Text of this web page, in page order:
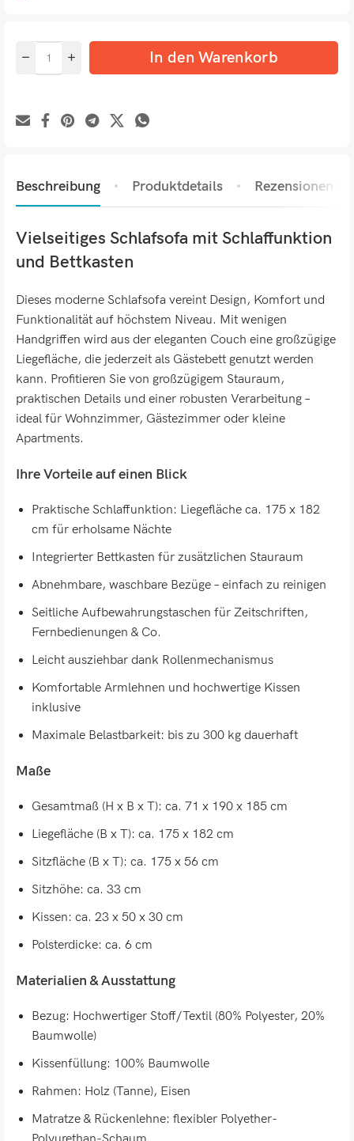
In den Warenkorb
Beschreibung Produktdetails Rezensionen (0)
Vielseitiges Schlafsofa mit Schlaffunktion
und Bettkasten
Dieses moderne Schlafsofa vereint Design, Komfort und
Funktionalität auf höchstem Niveau. Mit wenigen
Handgriffen wird aus der eleganten Couch eine großzügige
Liegefläche, die jederzeit als Gästebett genutzt werden
kann. Profitieren Sie von großzügigem Stauraum,
praktischen Details und einer robusten Verarbeitung –
ideal für Wohnzimmer, Gästezimmer oder kleine
Apartments.
Ihre Vorteile auf einen Blick
Praktische Schlaffunktion: Liegefläche ca. 175 x 182
cm für erholsame Nächte
Integrierter Bettkasten für zusätzlichen Stauraum
Abnehmbare, waschbare Bezüge – einfach zu reinigen
Seitliche Aufbewahrungstaschen für Zeitschriften,
Fernbedienungen & Co.
Leicht ausziehbar dank Rollenmechanismus
Komfortable Armlehnen und hochwertige Kissen
inklusive
Maximale Belastbarkeit: bis zu 300 kg dauerhaft
Maße
Gesamtmaß (H x B x T): ca. 71 x 190 x 185 cm
Liegefläche (B x T): ca. 175 x 182 cm
Sitzfläche (B x T): ca. 175 x 56 cm
Sitzhöhe: ca. 33 cm
Kissen: ca. 23 x 50 x 30 cm
Polsterdicke: ca. 6 cm
Materialien & Ausstattung
Bezug: Hochwertiger Stoff/Textil (80% Polyester, 20%
Baumwolle)
Kissenfüllung: 100% Baumwolle
Rahmen: Holz (Tanne), Eisen
Matratze & Rückenlehne: flexibler Polyether-